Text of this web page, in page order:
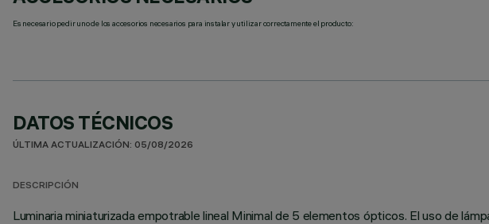
Es necesario pedir uno de los accesorios necesarios para instalar y utilizar correctamente el producto:
DATOS TÉCNICOS
ÚLTIMA ACTUALIZACIÓN: 05/08/2026
DESCRIPCIÓN
Luminaria miniaturizada empotrable lineal Minimal de 5 elementos ópticos. El uso de